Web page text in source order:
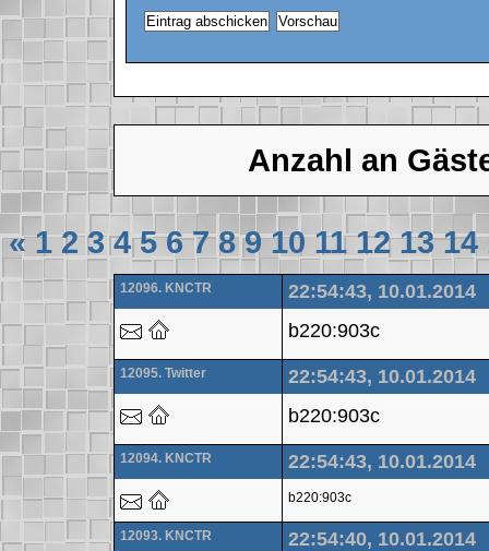
Anzahl an
« 1 2 3 4 5 6 7 8 9 10 11 12 13 14
12096. KNCTR
22:54:43, 10.01.2014
b220:903c
12095. Twitter
22:54:43, 10.01.2014
b220:903c
12094. KNCTR 22:54:43, 10.01.2014
b220:903c
12093. KNCTR
22:54:40, 10.01.2014